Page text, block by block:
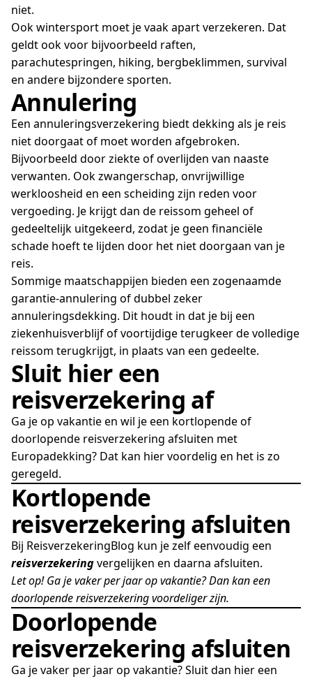
niet.
Ook wintersport moet je vaak apart verzekeren. Dat
geldt ook voor bijvoorbeeld raften,
parachutespringen, hiking, bergbeklimmen, survival
en andere bijzondere sporten.
Annulering
Een annuleringsverzekering biedt dekking als je reis
niet doorgaat of moet worden afgebroken.
Bijvoorbeeld door ziekte of overlijden van naaste
verwanten. Ook zwangerschap, onvrijwillige
werkloosheid en een scheiding zijn reden voor
vergoeding. Je krijgt dan de reissom geheel of
gedeeltelijk uitgekeerd, zodat je geen financiële
schade hoeft te lijden door het niet doorgaan van je
reis.
Sommige maatschappijen bieden een zogenaamde
garantie-annulering of dubbel zeker
annuleringsdekking. Dit houdt in dat je bij een
ziekenhuisverblijf of voortijdige terugkeer de volledige
reissom terugkrijgt, in plaats van een gedeelte.
Sluit hier een
reisverzekering af
Ga je op vakantie en wil je een kortlopende of
doorlopende reisverzekering afsluiten met
Europadekking? Dat kan hier voordelig en het is zo
geregeld.
Kortlopende
reisverzekering afsluiten
Bij ReisverzekeringBlog kun je zelf eenvoudig een
reisverzekeringvergelijken en daarna afsluiten.
Let op! Ga je vaker per jaar op vakantie? Dan kan een
doorlopende reisverzekering voordeliger zijn.
Doorlopende
reisverzekering afsluiten
Ga je vaker per jaar op vakantie? Sluit dan hier een